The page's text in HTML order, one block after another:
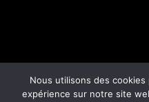
Nous utilisons des
expérience sur notre site